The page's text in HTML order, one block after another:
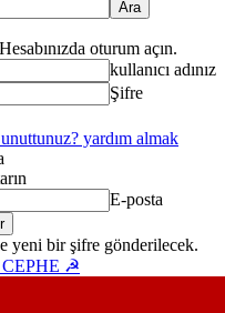
oturum açın.
kullanıcı adınız
Şifre
unuttunuz? yardım almak
E-posta
yeni bir şifre gönderilecek.
☭